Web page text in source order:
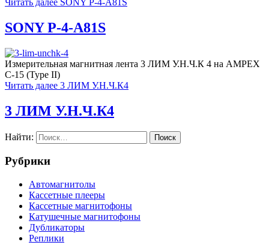
Читать далее SONY P-4-A81S
SONY P-4-A81S
Измерительная магнитная лента 3 ЛИМ У.Н.Ч.К 4 на AMPEX
С-15 (Type II)
Читать далее 3 ЛИМ У.Н.Ч.К4
3 ЛИМ У.Н.Ч.К4
Найти:
Рубрики
Автомагнитолы
Кассетные плееры
Кассетные магнитофоны
Катушечные магнитофоны
Дубликаторы
Реплики